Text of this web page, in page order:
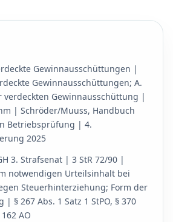
Gewinnausschüttungen |
Gewinnausschüttungen; A.
verdeckten Gewinnausschüttung |
| Schröder/Muuss, Handbuch
Betriebsprüfung | 4.
2025
3. Strafsenat | 3 StR 72/90 |
notwendigen Urteilsinhalt bei
Steuerhinterziehung; Form der
| § 267 Abs. 1 Satz 1 StPO, § 370
AO